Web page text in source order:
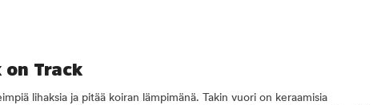
on Track
lihaksia ja pitää koiran lämpimänä. Takin vuori on keraamisia